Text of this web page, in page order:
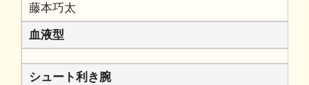
藤本巧太
血液型
シュート利き腕